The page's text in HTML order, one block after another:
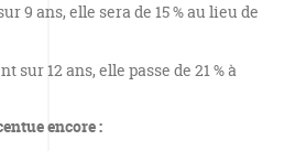
9 ans, elle sera de 15 % au lieu de
sur 12 ans, elle passe de 21 % à
encore :